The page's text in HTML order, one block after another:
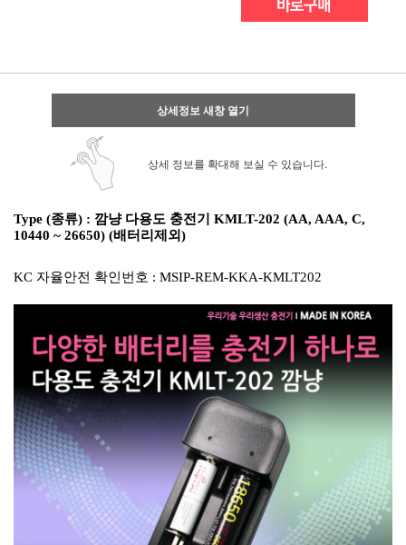
상세정보 새창 열기
상세 정보를 확대해 보실 수 있습니다.
Type (종류) : 깜냥 다용도 충전기 KMLT-202 (AA, AAA, C,
10440 ~ 26650) (배터리제외)
KC 자율안전 확인번호 : MSIP-REM-KKA-KMLT202